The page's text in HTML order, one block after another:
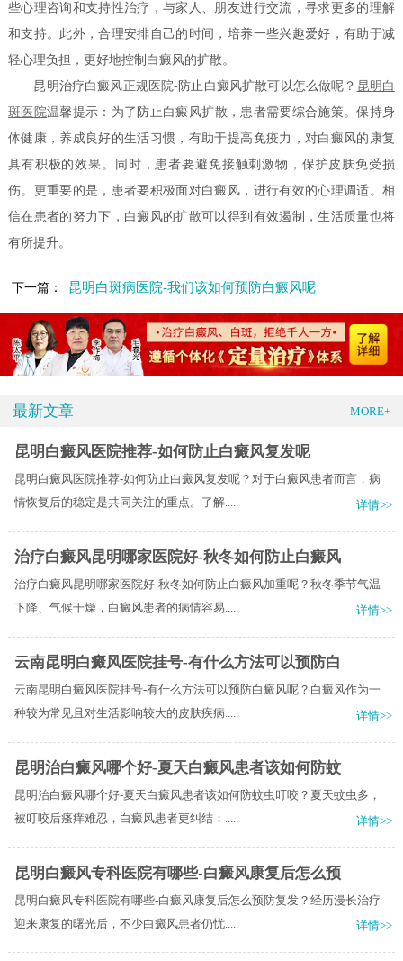
些心理咨询和支持性治疗，与家人、朋友进行交流，寻求更多的理解
和支持。此外，合理安排自己的时间，培养一些兴趣爱好，有助于减
轻心理负担，更好地控制白癜风的扩散。
昆明治疗白癜风正规医院-防止白癜风扩散可以怎么做呢？ 昆明白
斑医院温馨提示：为了防止白癜风扩散，患者需要综合施策。保持身
体健康，养成良好的生活习惯，有助于提高免疫力，对白癜风的康复
具有积极的效果。同时，患者要避免接触刺激物，保护皮肤免受损
伤。更重要的是，患者要积极面对白癜风，进行有效的心理调适。相
信在患者的努力下，白癜风的扩散可以得到有效遏制，生活质量也将
有所提升。
下一篇： 昆明白斑病医院-我们该如何预防白癜风呢
最新文章 MORE+
昆明白癜风医院推荐-如何防止白癜风复发呢
昆明白癜风医院推荐-如何防止白癜风复发呢？对于白癜风患者而言，病
情恢复后的稳定是共同关注的重点。了解.....
详情>>
治疗白癜风昆明哪家医院好-秋冬如何防止白癜风
治疗白癜风昆明哪家医院好-秋冬如何防止白癜风加重呢？秋冬季节气温
下降、气候干燥，白癜风患者的病情容易.....
详情>>
云南昆明白癜风医院挂号-有什么方法可以预防白
云南昆明白癜风医院挂号-有什么方法可以预防白癜风呢？白癜风作为一
种较为常见且对生活影响较大的皮肤疾病.....
详情>>
昆明治白癜风哪个好-夏天白癜风患者该如何防蚊
昆明治白癜风哪个好-夏天白癜风患者该如何防蚊虫叮咬？夏天蚊虫多，
被叮咬后瘙痒难忍，白癜风患者更纠结：.....
详情>>
昆明白癜风专科医院有哪些-白癜风康复后怎么预
昆明白癜风专科医院有哪些-白癜风康复后怎么预防复发？经历漫长治疗
迎来康复的曙光后，不少白癜风患者仍忧.....
详情>>